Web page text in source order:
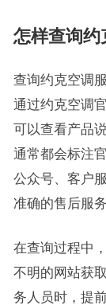
怎样查询约
查询约克空调
通过约克空调
可以查看产品
通常都会标注
公众号、客户
准确的售后服务
在查询过程中
不明的网站获
务人员时，提